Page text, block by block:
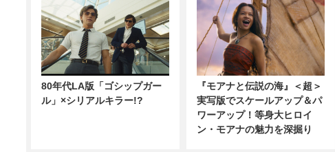
80年代LA版「ゴシップガー
ル」×シリアルキラー!?
『モアナと伝説の海』＜超＞
実写版でスケールアップ＆パ
ワーアップ！等身大ヒロイ
ン・モアナの魅力を深掘り